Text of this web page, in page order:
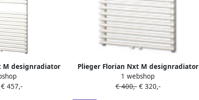
M designradiator
met
750W
457,-
Plieger Florian Nxt M designradiator
enkel horizontaal met
middenaansluiting 722x500mm 391W
1 webshop
€ 400,-€ 320,-